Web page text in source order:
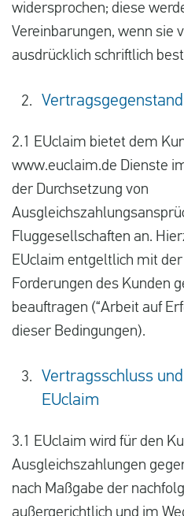
widersprochen; diese
Vereinbarungen, wenn sie
ausdrücklich schriftlich
Vertragsgegenstand
2.1 EUclaim bietet dem
www.euclaim.de Dienste
der Durchsetzung von
Fluggesellschaften an.
EUclaim entgeltlich mit
Forderungen des Kunden
beauftragen (“Arbeit auf
dieser Bedingungen).
Vertragsschluss
EUclaim
3.1 EUclaim wird für den
Ausgleichszahlungen
nach Maßgabe der
außergerichtlich und im